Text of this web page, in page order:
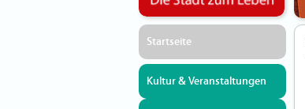
Startseite
Kultur & Veranstaltungen